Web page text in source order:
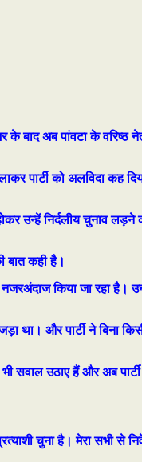
के बाद अब पांवटा के वरिष्ठ
पार्टी को अलविदा कह
निर्दलीय चुनाव लड़ने
बात कही है।
किया जा रहा है।
था। और पार्टी ने बिना
सवाल उठाए हैं और अब
प्रत्याशी चुना है। मेरा